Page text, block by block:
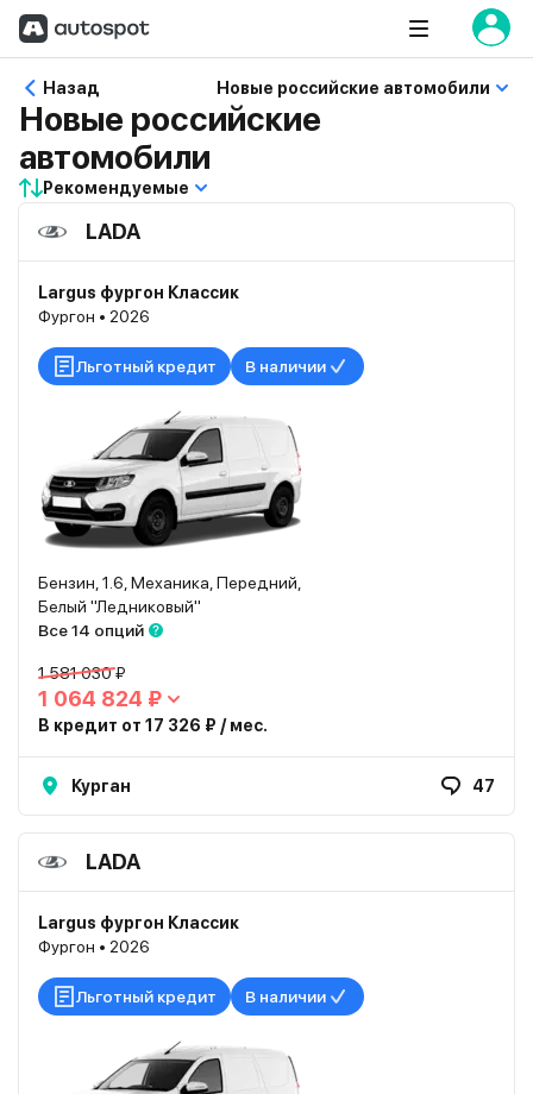
Назад Новые российские автомобили
Новые российские
автомобили
Рекомендуемые
LADA
Largus фургон Классик
Фургон • 2026
Льготный кредит В наличии
Бензин, 1.6, Механика, Передний,
Белый "Ледниковый"
Все 14 опций
1 581 030 ₽
1 064 824 ₽
В кредит от 17 326 ₽ / мес.
Курган 47
LADA
Largus фургон Классик
Фургон • 2026
Льготный кредит В наличии